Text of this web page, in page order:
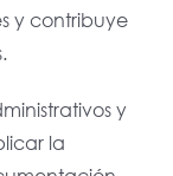
y contribuye
y
la